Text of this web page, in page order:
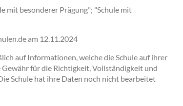
mit besonderer Prägung"; "Schule mit
am 12.11.2024
auf Informationen, welche die Schule auf ihrer
für die Richtigkeit, Vollständigkeit und
Schule hat ihre Daten noch nicht bearbeitet